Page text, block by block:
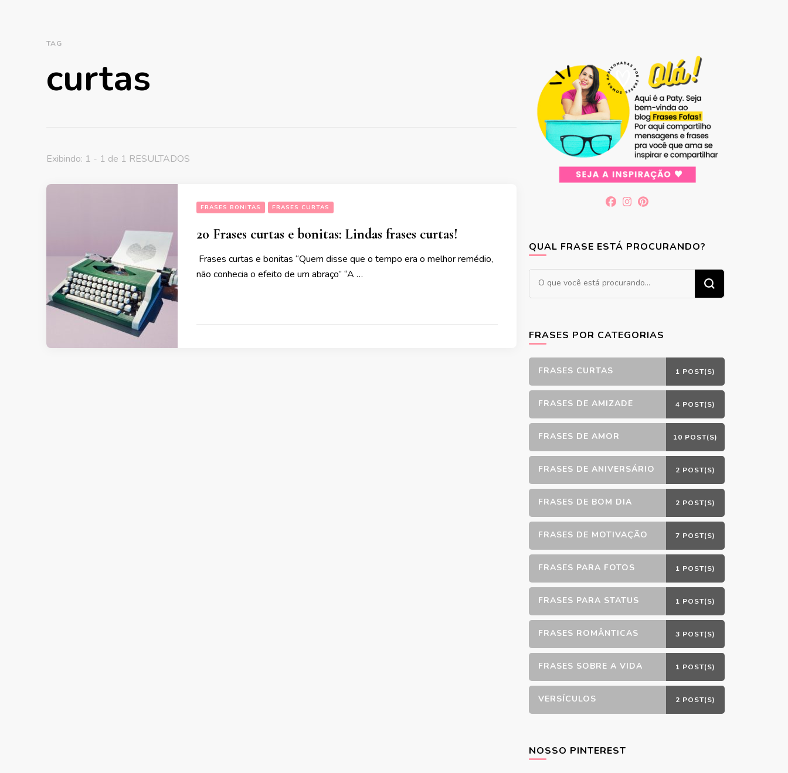
TAG
curtas
Exibindo: 1 - 1 de 1 RESULTADOS
FRASES BONITAS FRASES CURTAS
20 Frases curtas e bonitas: Lindas frases curtas!
Frases curtas e bonitas “Quem disse que o tempo era o melhor remédio,
não conhecia o efeito de um abraço” “A …
QUAL FRASE ESTÁ PROCURANDO?
Procurando
algo?
FRASES POR CATEGORIAS
FRASES CURTAS 1 POST(S)
FRASES DE AMIZADE 4 POST(S)
FRASES DE AMOR 10 POST(S)
FRASES DE ANIVERSÁRIO 2 POST(S)
FRASES DE BOM DIA 2 POST(S)
FRASES DE MOTIVAÇÃO 7 POST(S)
FRASES PARA FOTOS 1 POST(S)
FRASES PARA STATUS 1 POST(S)
FRASES ROMÂNTICAS 3 POST(S)
FRASES SOBRE A VIDA 1 POST(S)
VERSÍCULOS 2 POST(S)
NOSSO PINTEREST